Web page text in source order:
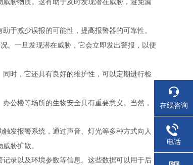
胁物质。这有助于及时发现潜在威胁，避免漏
于减少误报的可能性，提高报警器的可靠性。
。一旦发现潜在威胁，它会立即发出警报，以便
时，它还具有良好的维护性，可以定期进行检
公楼等场所的生物安全具有重要意义。当然，
发报警系统，通过声音、灯光等多种方式向人
胁扩散。
录以及环境参数等信息。这些数据可以用于后
在线咨询
电话